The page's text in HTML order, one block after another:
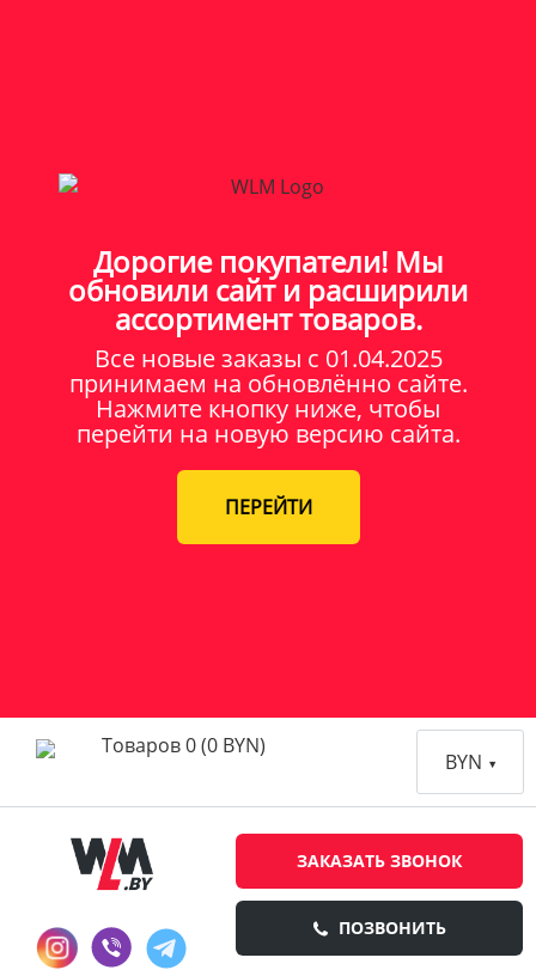
Дорогие покупатели! Мы
обновили сайт и расширили
ассортимент товаров.
Все новые заказы c 01.04.2025
принимаем на обновлённо сайте.
Нажмите кнопку ниже, чтобы
перейти на новую версию сайта.
ПЕРЕЙТИ
ЗАКАЗАТЬ ЗВОНОК
ПОЗВОНИТЬ
Товаров 0 (0 BYN)
BYN